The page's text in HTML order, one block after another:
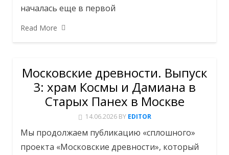
началась еще в первой
Read More
Московские древности. Выпуск
3: храм Космы и Дамиана в
Старых Панех в Москве
14.06.2026 BY EDITOR
Мы продолжаем публикацию «сплошного»
проекта «Московские древности», который